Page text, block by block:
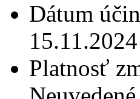
Dátum
15.11.2024
Platnosť